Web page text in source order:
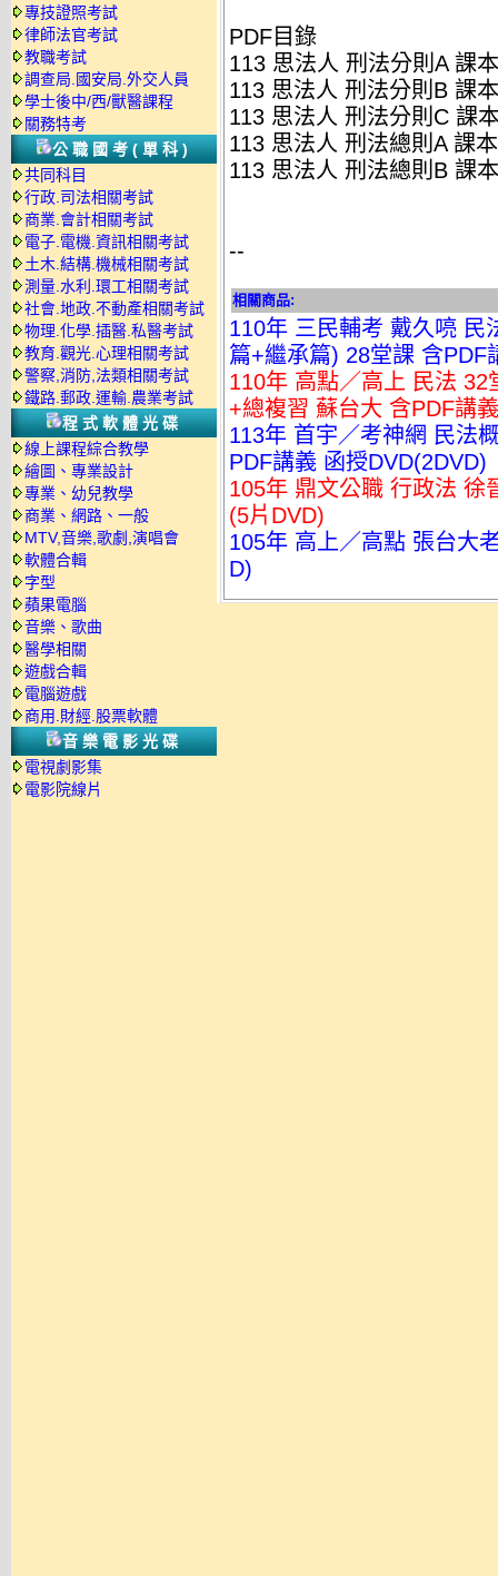
專技證照考試
律師法官考試
教職考試
調查局.國安局.外交人員
學士後中/西/獸醫課程
關務特考
公職國考(單科)
共同科目
行政.司法相關考試
商業.會計相關考試
電子.電機.資訊相關考試
土木.結構.機械相關考試
測量.水利.環工相關考試
社會.地政.不動產相關考試
物理.化學.插醫.私醫考試
教育.觀光.心理相關考試
警察,消防,法類相關考試
鐵路.郵政.運輸.農業考試
程式軟體光碟
線上課程綜合教學
繪圖、專業設計
專業、幼兒教學
商業、網路、一般
MTV,音樂,歌劇,演唱會
軟體合輯
字型
蘋果電腦
音樂、歌曲
醫學相關
遊戲合輯
電腦遊戲
商用.財經.股票軟體
音樂電影光碟
電視劇影集
電影院線片
PDF目錄
113 思法人 刑法分則A 課
113 思法人 刑法分則B 課
113 思法人 刑法分則C 課
113 思法人 刑法總則A 課
113 思法人 刑法總則B 課
--
相關商品:
110年 三民輔考 戴久喨 民
篇+繼承篇) 28堂課 含PDF
110年 高點／高上 民法
+總複習 蘇台大 含PDF講
113年 首宇／考神網 民法
PDF講義 函授DVD(2DVD)
105年 鼎文公職 行政法 徐
(5片DVD)
105年 高上／高點 張台大
D)